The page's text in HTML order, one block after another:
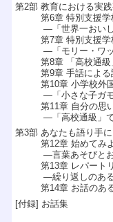
第2部 教育における実
第6章 特別支援学
―「世界一おいし
第7章 特別支援学
―「モリー・ワッ
第8章 「高校通級
第9章 手話による
第10章 小学校外
―「小さな子ガ
第11章 自分の思
―「高校通級」
第3部 あなたも語り手に
第12章 始めてみ
―言葉あそびと
第13章 レパート
―繰り返しのある
第14章 お話のあ
[付録] お話集